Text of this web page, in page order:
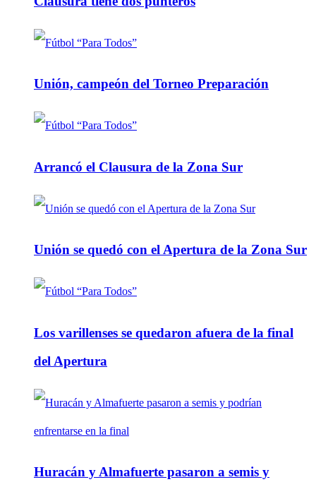
Unión, campeón del Torneo Preparación
Arrancó el Clausura de la Zona Sur
Unión se quedó con el Apertura de la Zona Sur
Los varillenses se quedaron afuera de la final
del Apertura
Huracán y Almafuerte pasaron a semis y